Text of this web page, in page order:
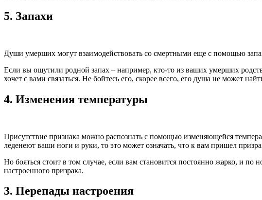
5. Запахи
Души умерших могут взаимодействовать со смертными еще с помощью
Если вы ощутили родной запах – например, кто-то из ваших умерших
хочет с вами связаться. Не бойтесь его, скорее всего, его душа не может
4. Изменения температуры
Присутствие признака можно распознать с помощью изменяющейся
леденеют ваши ноги и руки, то это может означать, что к вам пришел
Но бояться стоит в том случае, если вам становится постоянно жарко, и
настроенного призрака.
3. Перепады настроения